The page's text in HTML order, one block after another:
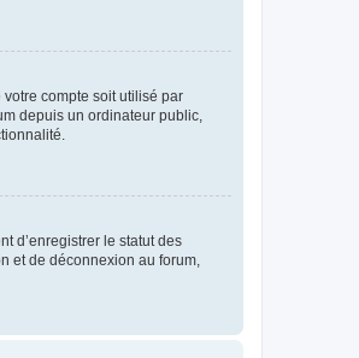
compte soit utilisé par
depuis un ordinateur public,
d’enregistrer le statut des
et de déconnexion au forum,